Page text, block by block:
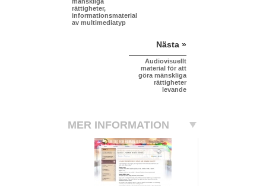
rättigheter,
informationsmaterial
av multimediatyp
Nästa »
Audiovisuellt
material för att
göra mänskliga
rättigheter
levande
MER INFORMATION